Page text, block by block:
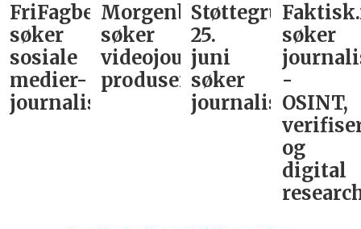
FriFagbevegelse
søker
sosiale
medier-
journalist
Morgenbladet
søker
videojournalist/podkast-
produsent
Støttegruppa
25.
juni
søker
journalist
søker
-
OSINT,
og
digital